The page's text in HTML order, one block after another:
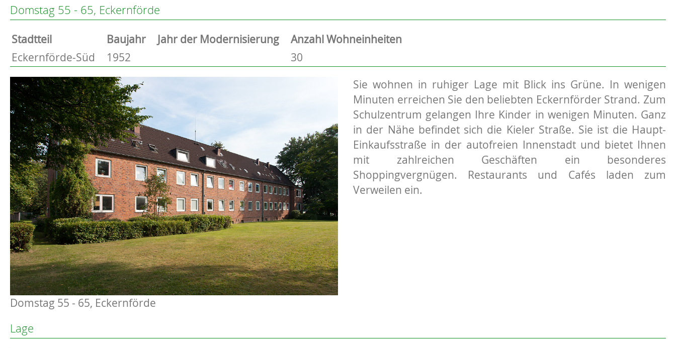
Heikendorf
Kronshagen
Kiel
Schwentinental
Preetz
Heide
Bordesholm
Elmshorn
Domstag 55 - 65, Eckernförde
Stammdaten
Basisdaten zur Immobilie
Stadtteil Baujahr Jahr der Modernisierung
Anzahl Wohneinheiten
Eckernförde-Süd
1952 30
Domstag 55 - 65, Eckernförde
Beschreibung
Sie wohnen in ruhiger Lage mit Blick ins Grüne. In wenigen
Minuten erreichen Sie den beliebten Eckernförder Strand. Zum
Schulzentrum gelangen Ihre Kinder in wenigen Minuten. Ganz
in der Nähe befindet sich die Kieler Straße. Sie ist die Haupt-
Einkaufsstraße in der autofreien Innenstadt und bietet Ihnen
mit zahlreichen Geschäften ein besonderes
Shoppingvergnügen. Restaurants und Cafés laden zum
Verweilen ein.
Lage